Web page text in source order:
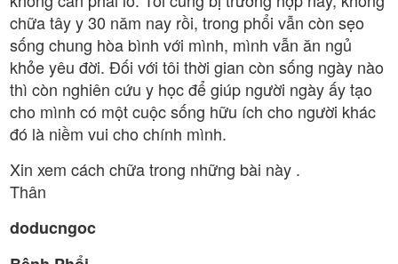
chữa tây y 30 năm nay rồi, trong phổi vẫn còn sẹo
sống chung hòa bình với mình, mình vẫn ăn ngủ
khỏe yêu đời. Đối với tôi thời gian còn sống ngày nào
thì còn nghiên cứu y học để giúp người ngày ấy tạo
cho mình có một cuộc sống hữu ích cho người khác
đó là niềm vui cho chính mình.
Xin xem cách chữa trong những bài này .
Thân
doducngoc